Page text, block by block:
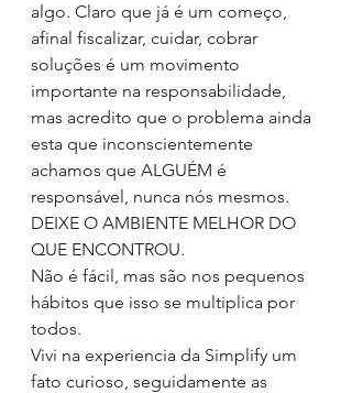
algo. Claro que já é um começo,
afinal fiscalizar, cuidar, cobrar
soluções é um movimento
importante na responsabilidade,
mas acredito que o problema ainda
esta que inconscientemente
achamos que ALGUÉM é
responsável, nunca nós mesmos.
DEIXE O AMBIENTE MELHOR DO
QUE ENCONTROU.
Não é fácil, mas são nos pequenos
hábitos que isso se multiplica por
todos.
Vivi na experiencia da Simplify um
fato curioso, seguidamente as